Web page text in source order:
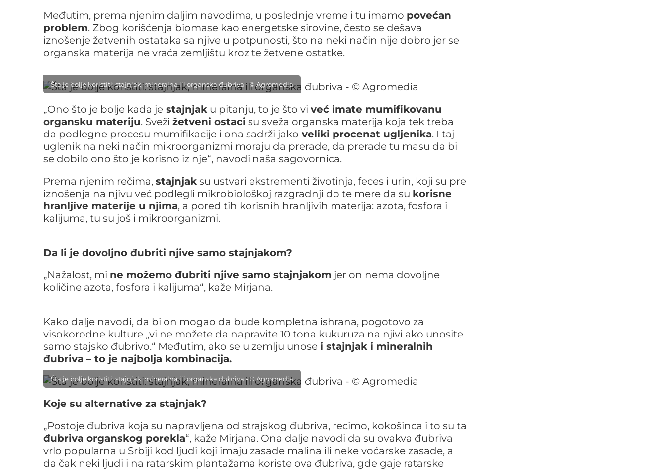
Međutim, prema njenim daljim navodima, u poslednje vreme i tu imamo povećan
problem. Zbog korišćenja biomase kao energetske sirovine, često se dešava
iznošenje žetvenih ostataka sa njive u potpunosti, što na neki način nije dobro jer se
organska materija ne vraća zemljištu kroz te žetvene ostatke.
Šta je bolje koristiti: stajnjak, mineralna ili organska đubriva - © Agromedia
„Ono što je bolje kada je stajnjak u pitanju, to je što vi već imate mumifikovanu
organsku materiju. Sveži žetveni ostaci su sveža organska materija koja tek treba
da podlegne procesu mumifikacije i ona sadrži jako veliki procenat ugljenika. I taj
uglenik na neki način mikroorganizmi moraju da prerade, da prerade tu masu da bi
se dobilo ono što je korisno iz nje“, navodi naša sagovornica.
Prema njenim rečima, stajnjak su ustvari ekstrementi životinja, feces i urin, koji su pre
iznošenja na njivu već podlegli mikrobiološkoj razgradnji do te mere da su korisne
hranljive materije u njima, a pored tih korisnih hranljivih materija: azota, fosfora i
kalijuma, tu su još i mikroorganizmi.
Da li je dovoljno đubriti njive samo stajnjakom?
„Nažalost, mi ne možemo đubriti njive samo stajnjakom jer on nema dovoljne
količine azota, fosfora i kalijuma“, kaže Mirjana.
Kako dalje navodi, da bi on mogao da bude kompletna ishrana, pogotovo za
visokorodne kulture „vi ne možete da napravite 10 tona kukuruza na njivi ako unosite
samo stajsko đubrivo.“ Međutim, ako se u zemlju unose i stajnjak i mineralnih
đubriva – to je najbolja kombinacija.
Šta je bolje koristiti: stajnjak, mineralna ili organska đubriva - © Agromedia
Koje su alternative za stajnjak?
„Postoje đubriva koja su napravljena od strajskog đubriva, recimo, kokošinca i to su ta
đubriva organskog porekla“, kaže Mirjana. Ona dalje navodi da su ovakva đubriva
vrlo popularna u Srbiji kod ljudi koji imaju zasade malina ili neke voćarske zasade, a
da čak neki ljudi i na ratarskim plantažama koriste ova đubriva, gde gaje ratarske